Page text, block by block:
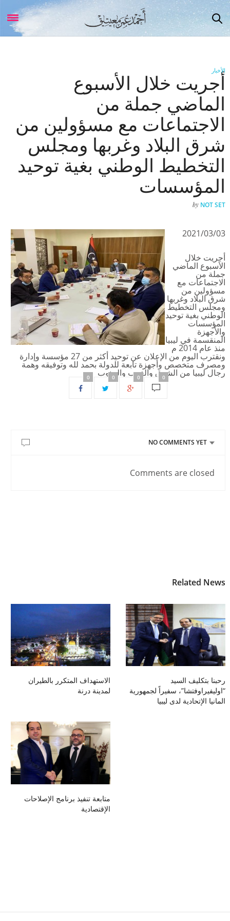
الأخبار
أجريت خلال الأسبوع
الماضي جملة من
الاجتماعات مع مسؤولين من
شرق البلاد وغربها ومجلس
التخطيط الوطني بغية توحيد
المؤسسات
by NOT SET
2021/03/03
أجريت خلال
الأسبوع الماضي
جملة من
الاجتماعات مع
مسؤولين من
شرق البلاد وغربها
ومجلس التخطيط
الوطني بغية توحيد
المؤسسات
والأجهزة
المنقسمة في ليبيا
منذ عام 2014 م
ونقترب اليوم من الإعلان عن توحيد أكثر من 27 مؤسسة وإدارة
ومصرف متخصص وأجهزة تابعة للدولة بحمد لله وتوفيقه وهمة
رجال ليبيا من الشرق والغرب والجنوب 0 0 0 0
NO COMMENTS YET
Comments are closed
Related News
الاستهداف المتكرر بالطيران
لمدينة درنة
رحبنا بتكليف السيد
“اوليفيراوفتشا”، سفيراً لجمهورية
المانيا الإتحادية لدى ليبيا
متابعة تنفيذ برنامج الإصلاحات
الإقتصادية